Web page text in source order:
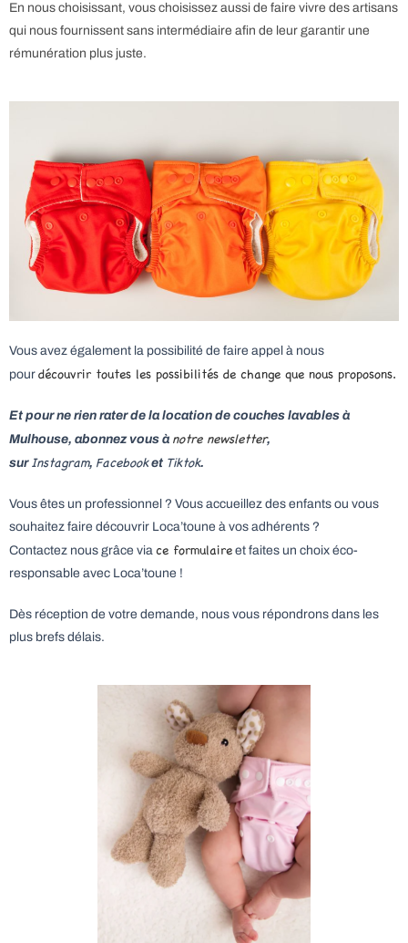
En nous choisissant, vous choisissez aussi de faire vivre des artisans
qui nous fournissent sans intermédiaire afin de leur garantir une
rémunération plus juste.
Vous avez également la possibilité de faire appel à nous
pour découvrir toutes les possibilités de change que nous proposons.
Et pour ne rien rater de la location de couches lavables à
Mulhouse, abonnez vous à notre newsletter,
sur Instagram, Facebooket Tiktok.
Vous êtes un professionnel ? Vous accueillez des enfants ou vous
souhaitez faire découvrir Loca’toune à vos adhérents ?
Contactez nous grâce via ce formulaire et faites un choix éco-
responsable avec Loca’toune !
Dès réception de votre demande, nous vous répondrons dans les
plus brefs délais.